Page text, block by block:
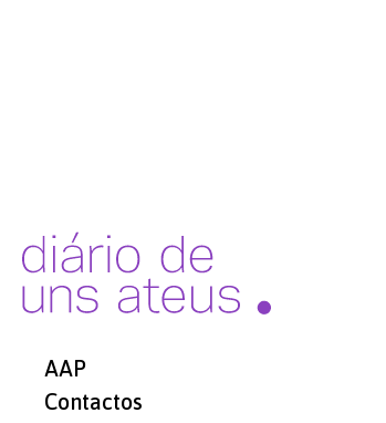
AAP
Contactos